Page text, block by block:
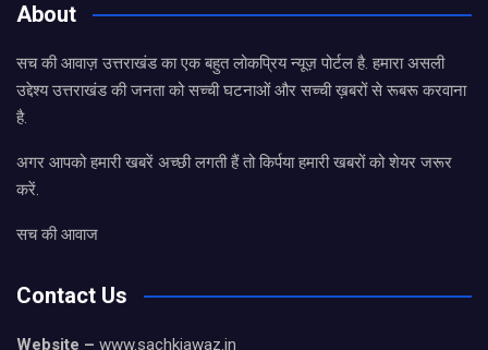
About
सच की आवाज़ उत्तराखंड का एक बहुत लोकप्रिय न्यूज़ पोर्टल है. हमारा असली
उद्देश्य उत्तराखंड की जनता को सच्ची घटनाओं और सच्ची ख़बरों से रूबरू करवाना
है.
अगर आपको हमारी खबरें अच्छी लगती हैं तो किर्पया हमारी खबरों को शेयर जरूर
करें.
सच की आवाज
Contact Us
Website – www.sachkiawaz.in